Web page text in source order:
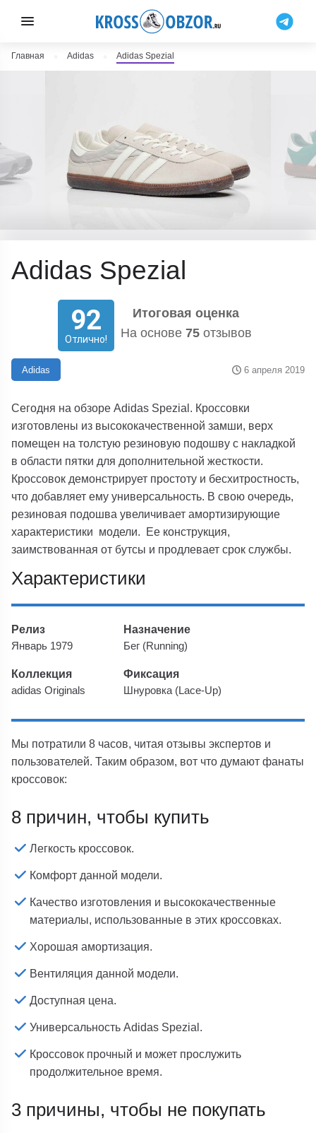
Главная Adidas Adidas Spezial
Adidas Spezial
92
Отлично!
Итоговая оценка
На основе 75отзывов
Adidas 6 апреля 2019
Сегодня на обзоре Adidas Spezial. Кроссовки
изготовлены из высококачественной замши, верх
помещен на толстую резиновую подошву с накладкой
в области пятки для дополнительной жесткости.
Кроссовок демонстрирует простоту и бесхитростность,
что добавляет ему универсальность. В свою очередь,
резиновая подошва увеличивает амортизирующие
характеристики модели. Ее конструкция,
заимствованная от бутсы и продлевает срок службы.
Характеристики
Релиз
Январь 1979
Назначение
Бег (Running)
Коллекция
adidas Originals
Фиксация
Шнуровка (Lace-Up)
Мы потратили 8 часов, читая отзывы экспертов и
пользователей. Таким образом, вот что думают фанаты
кроссовок:
8 причин, чтобы купить
Легкость кроссовок.
Комфорт данной модели.
Качество изготовления и высококачественные
материалы, использованные в этих кроссовках.
Хорошая амортизация.
Вентиляция данной модели.
Доступная цена.
Универсальность Adidas Spezial.
Кроссовок прочный и может прослужить
продолжительное время.
3 причины, чтобы не покупать